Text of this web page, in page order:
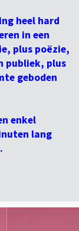
heel hard
in een
plus poëzie,
publiek, plus
geboden
enkel
lang